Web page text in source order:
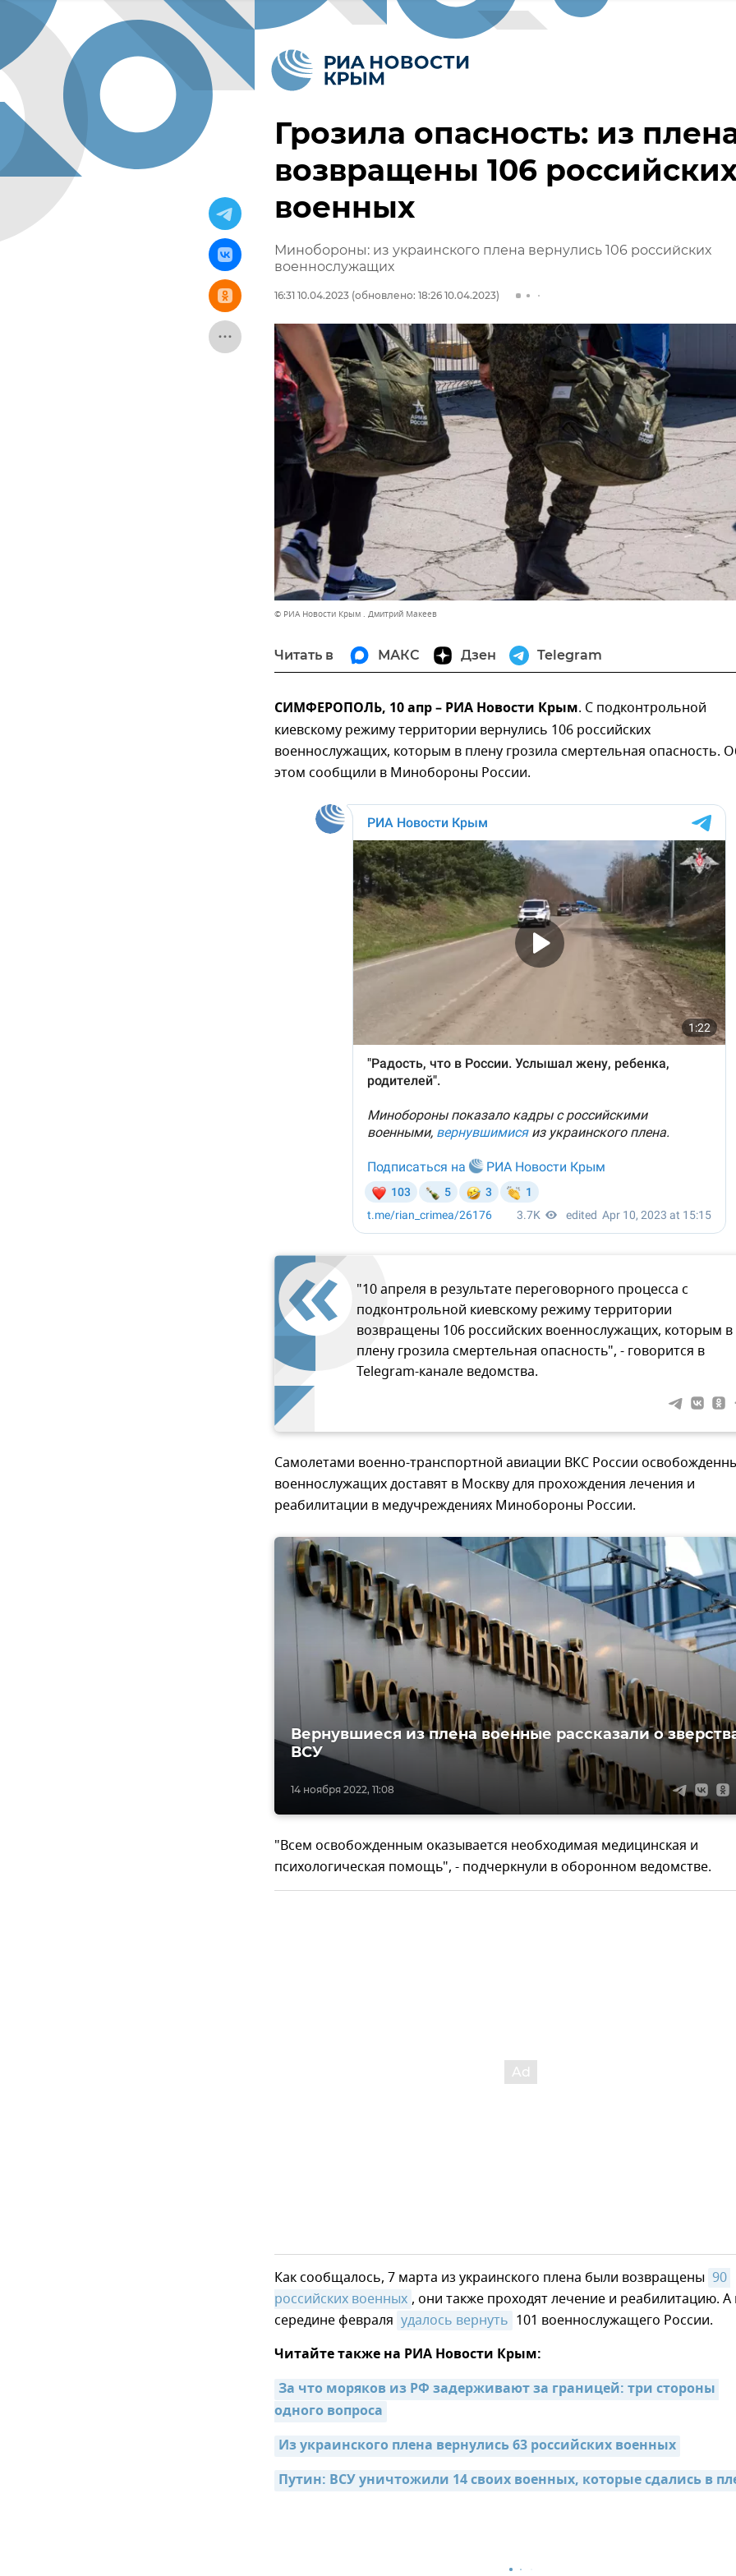
Грозила опасность: из
возвращены 106
военных
Минобороны: из украинского плена вернулись 106 российских
военнослужащих
16:31 10.04.2023 (обновлено: 18:26 10.04.2023)
© РИА Новости Крым . Дмитрий Макеев
Читать в МАКС Дзен Telegram
СИМФЕРОПОЛЬ, 10 апр – РИА Новости Крым. С подконтрольной
киевскому режиму территории вернулись 106 российских
военнослужащих, которым в плену грозила смертельная опасность.
этом сообщили в Минобороны России.
"10 апреля в результате переговорного процесса с
подконтрольной киевскому режиму территории
возвращены 106 российских военнослужащих, которым в
плену грозила смертельная опасность", - говорится в
Telegram-канале ведомства.
Самолетами военно-транспортной авиации ВКС России
военнослужащих доставят в Москву для прохождения лечения и
реабилитации в медучреждениях Минобороны России.
14 ноября 2022, 11:08
Вернувшиеся из плена военные рассказали о
ВСУ
"Всем освобожденным оказывается необходимая медицинская и
психологическая помощь", - подчеркнули в оборонном ведомстве.
Как сообщалось, 7 марта из украинского плена были возвращены 90
российских военных , они также проходят лечение и реабилитацию. А
середине февраля удалось вернуть 101 военнослужащего России.
Читайте также на РИА Новости Крым:
За что моряков из РФ задерживают за границей: три стороны
одного вопроса
Из украинского плена вернулись 63 российских военных
Путин: ВСУ уничтожили 14 своих военных, которые сдались в